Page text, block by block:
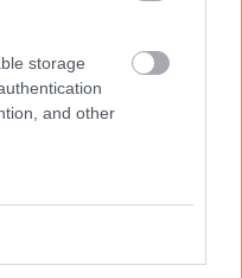
storage
and other
Imagery
νέα για τα